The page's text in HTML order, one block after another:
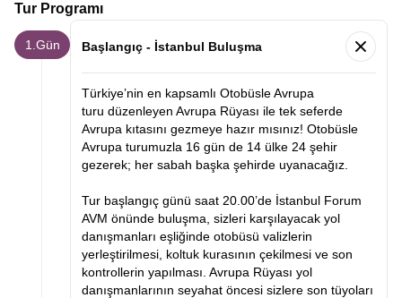
Tur Programı
1.Gün Başlangıç - İstanbul Buluşma
Türkiye’nin en kapsamlı Otobüsle Avrupa
turu düzenleyen Avrupa Rüyası ile tek seferde
Avrupa kıtasını gezmeye hazır mısınız! Otobüsle
Avrupa turumuzla 16 gün de 14 ülke 24 şehir
gezerek; her sabah başka şehirde uyanacağız.
Tur başlangıç günü saat 20.00’de İstanbul Forum
AVM önünde buluşma, sizleri karşılayacak yol
danışmanları eşliğinde otobüsü valizlerin
yerleştirilmesi, koltuk kurasının çekilmesi ve son
kontrollerin yapılması. Avrupa Rüyası yol
danışmanlarının seyahat öncesi sizlere son tüyoları